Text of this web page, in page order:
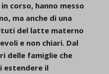
corso, hanno messo
ma anche di una
del latte materno
e non chiari. Dal
delle famiglie che
estendere il